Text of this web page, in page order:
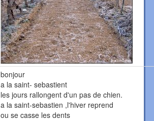
bonjour
a la saint- sebastient
les jours rallongent d'un pas de chien.
a la saint-sebastien ,l'hiver reprend
ou se casse les dents